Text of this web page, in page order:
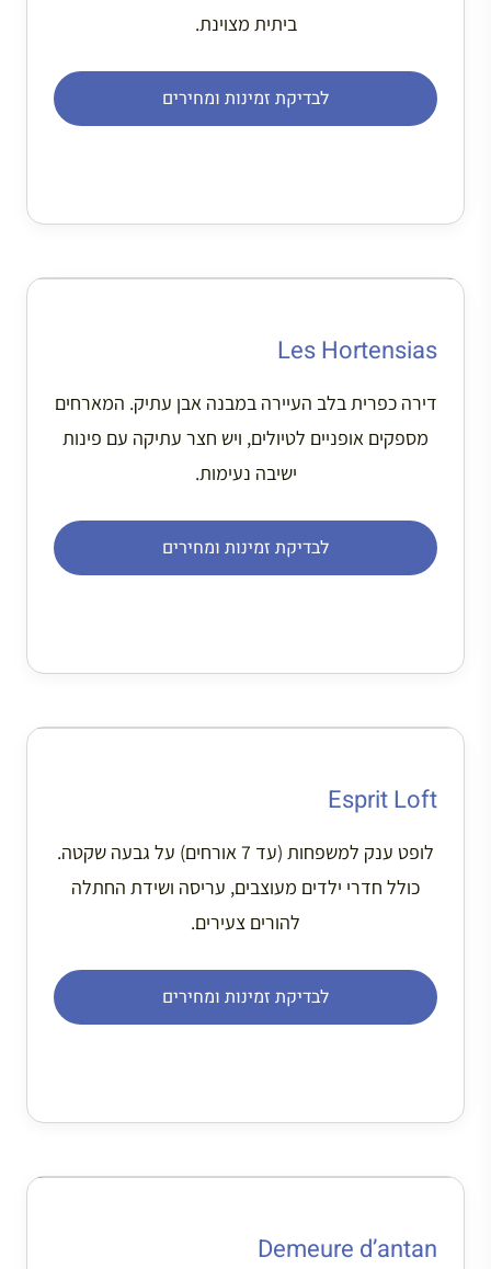
ביתית מצוינת.
לבדיקת זמינות ומחירים
Les Hortensias
דירה כפרית בלב העיירה במבנה אבן עתיק. המארחים
מספקים אופניים לטיולים, ויש חצר עתיקה עם פינות
ישיבה נעימות.
לבדיקת זמינות ומחירים
Esprit Loft
לופט ענק למשפחות (עד 7 אורחים) על גבעה שקטה.
כולל חדרי ילדים מעוצבים, עריסה ושידת החתלה
להורים צעירים.
לבדיקת זמינות ומחירים
Demeure d’antan